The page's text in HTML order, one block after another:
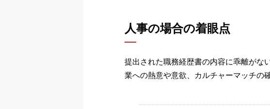
人事の場合の着眼点
提出された職務経歴書の内容に乖離がな
業への熱意や意欲、カルチャーマッチの